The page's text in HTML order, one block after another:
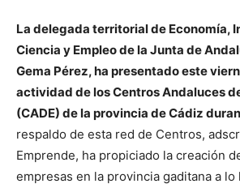
La delegada territorial de Economía,
Ciencia y Empleo de la Junta de
Gema Pérez, ha presentado este
actividad de los Centros Andaluces
(CADE) de la provincia de Cádiz
respaldo de esta red de Centros,
Emprende, ha propiciado la creación
empresas en la provincia gaditana a lo